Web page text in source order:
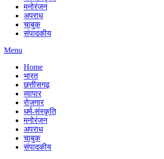
मनोरंजन
अपराध
चाबुक
संपादकीय
Menu
Home
भारत
छत्तीसगढ़
व्यापार
रोजगार
धर्म-संस्कृति
मनोरंजन
अपराध
चाबुक
संपादकीय